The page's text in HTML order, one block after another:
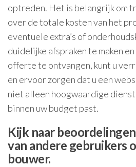
optreden. Het is belangrijk om
over de totale kosten van het
eventuele extra’s of
duidelijke afspraken te maken
offerte te ontvangen, kunt u
en ervoor zorgen dat u een
niet alleen hoogwaardige
binnen uw budget past.
Kijk naar
van andere gebruikers
bouwer.